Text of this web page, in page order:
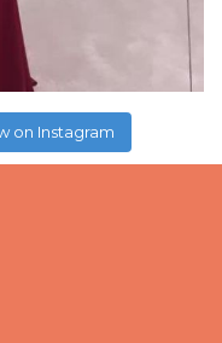
on Instagram